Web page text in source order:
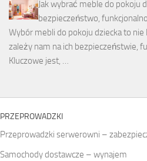
Jak wybrać meble do pokoju
bezpieczeństwo,
Wybór mebli do pokoju dziecka to nie
zależy nam na ich bezpieczeństwie,
Kluczowe jest, …
PRZEPROWADZKI
Przeprowadzki serwerowni –
Samochody dostawcze – wynajem